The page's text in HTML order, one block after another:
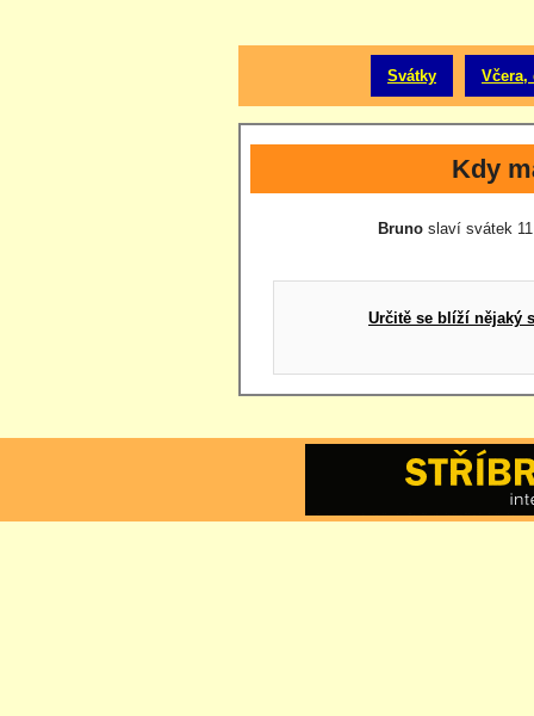
Svátky Včera,
Kdy
Brunoslaví svátek
Určitě se blíží nějaký